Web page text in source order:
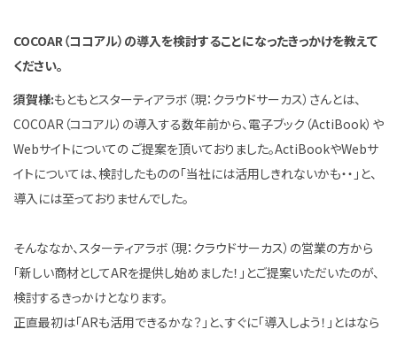
COCOAR（ココアル）の導入を検討することになったきっかけを教えて
ください。
須賀様:もともとスターティアラボ（現：クラウドサーカス）さんとは、
COCOAR（ココアル）の導入する数年前から、電子ブック（ActiBook）や
Webサイトについての ご提案を頂いておりました。ActiBookやWebサ
イトについては、検討したものの「当社には活用しきれないかも・・」と、
導入には至っておりませんでした。
そんななか、スターティアラボ（現：クラウドサーカス）の営業の方から
「新しい商材としてARを提供し始めました！」とご提案いただいたのが、
検討するきっかけとなります。
正直最初は「ARも活用できるかな？」と、すぐに「導入しよう！」とはなら